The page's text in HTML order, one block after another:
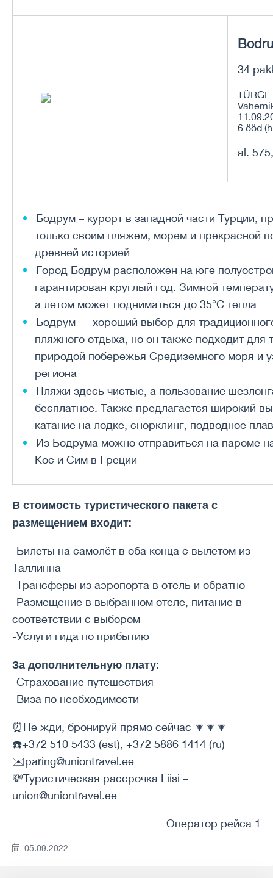
34
TÜRGI
6 ööd
al.
Бодрум – курорт в западной части Турции,
только своим пляжем, морем и прекрасной
древней историей
Город Бодрум расположен на юге
гарантирован круглый год. Зимной
а летом может подниматься до 35°C тепла
Бодрум — хороший выбор для
пляжного отдыха, но он также подходит для
природой побережья Средиземного моря и
региона
Пляжи здесь чистые, а пользование
бесплатное. Также предлагается широкий
катание на лодке, снорклинг, подводное
Из Бодрума можно отправиться на пароме
Кос и Сим в Греции
В стоимость туристического пакета с
размещением входит:
-Билеты на самолёт в оба конца с вылетом из
Таллинна
-Трансферы из аэропорта в отель и обратно
-Размещение в выбранном отеле, питание в
соответствии с выбором
-Услуги гида по прибытию
За дополнительную плату:
-Страхование путешествия
-Виза по необходимости
⏰Не жди, бронируй прямо сейчас 🔽🔽🔽
☎️+372 510 5433 (est), +372 5886 1414 (ru)
✉️paring@uniontravel.ee
💸Туристическая рассрочка Liisi –
union@uniontravel.ee
Оператор рейса 1
05.09.2022